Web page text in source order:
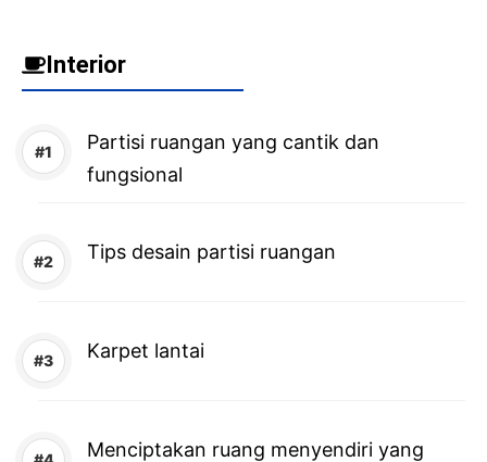
Interior
Partisi ruangan yang cantik dan
fungsional
Tips desain partisi ruangan
Karpet lantai
Menciptakan ruang menyendiri yang